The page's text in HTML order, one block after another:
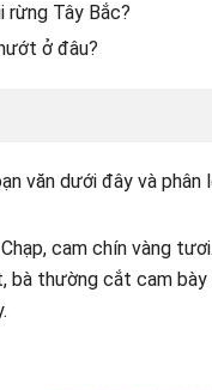
rừng Tây Bắc?
ở đâu?
văn dưới đây và phân
cam chín vàng
thường cắt cam